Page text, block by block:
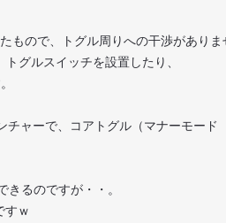
もので、トグル周りへの干渉がありま
グルスイッチを設置したり、
チャーで、コアトグル（マナーモー
るのですが・・。
すｗ